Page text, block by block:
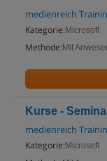
medienreich
Kategorie: Microsoft
Methode: Mit
Kurse -
medienreich
Kategorie: Microsoft